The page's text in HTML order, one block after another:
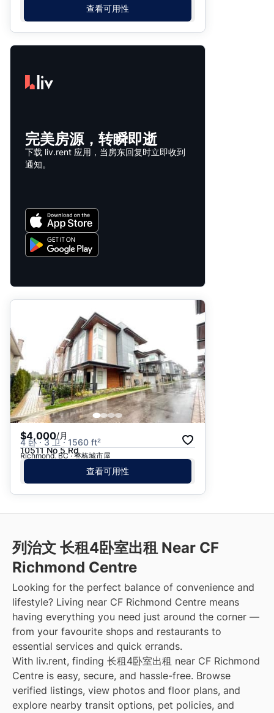
查看可用性
完美房源，转瞬即逝
下载 liv.rent 应用，当房东回复时立即收到
通知。
$4,000/月
4 卧 · 3 卫 · 1560 ft²
10511 No 5 Rd
Richmond, BC · 整栋城市屋
查看可用性
列治文 长租4卧室出租 Near CF
Richmond Centre
Looking for the perfect balance of convenience and
lifestyle? Living near CF Richmond Centre means
having everything you need just around the corner —
from your favourite shops and restaurants to
essential services and quick errands.
With liv.rent, finding 长租4卧室出租 near CF Richmond
Centre is easy, secure, and hassle-free. Browse
verified listings, view photos and floor plans, and
explore nearby transit options, pet policies, and